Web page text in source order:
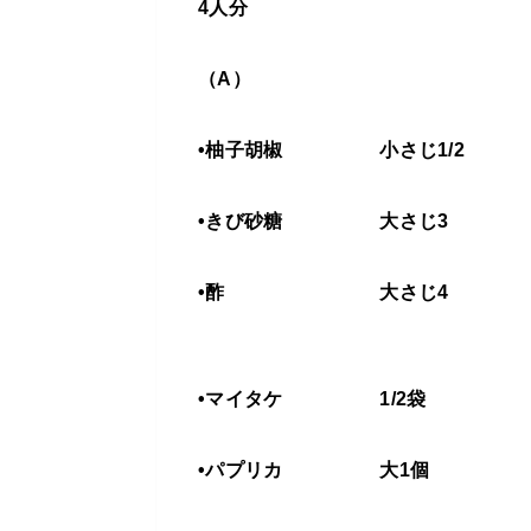
4人分
（A）
•柚子胡椒 小さじ1/2
•きび砂糖 大さじ3
•酢 大さじ4
•マイタケ 1/2袋
•パプリカ 大1個